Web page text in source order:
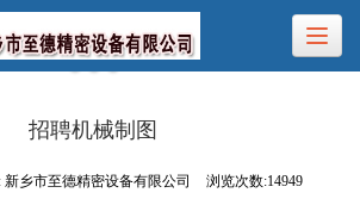
招聘机械制图
新乡市至德精密设备有限公司 浏览次数:14949